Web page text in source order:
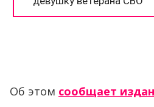
Об этом сообщает